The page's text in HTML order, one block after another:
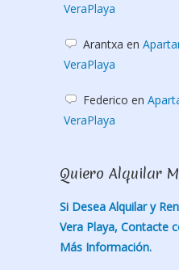
VeraPlaya
Arantxa en
VeraPlaya
Federico en
VeraPlaya
Quiero Alquilar
Si Desea Alquilar y
Vera Playa, Contacte
Más Información.